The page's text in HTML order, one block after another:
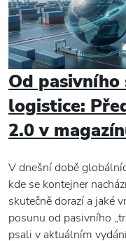
Od
logistice:
2.0 v
V dnešní době
kde se kontejner
skutečně dorazí a jaké
posunu od pasivního
psali v aktuálním